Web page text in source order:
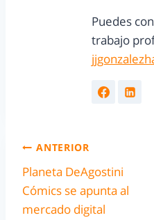
Puedes
trabajo
ANTERIOR
Planeta DeAgostini
Cómics se apunta al
mercado digital